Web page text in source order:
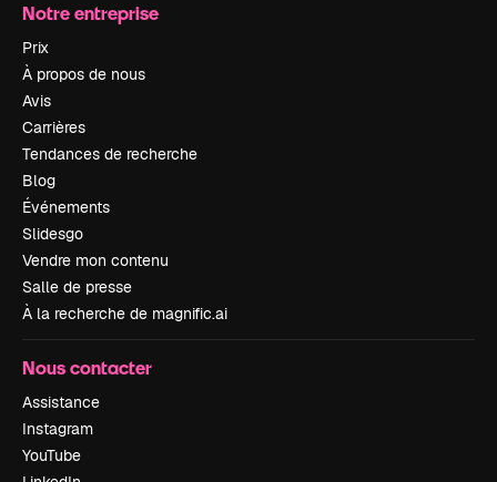
Notre entreprise
Prix
À propos de nous
Avis
Carrières
Tendances de recherche
Blog
Événements
Slidesgo
Vendre mon contenu
Salle de presse
À la recherche de magnific.ai
Nous contacter
Assistance
Instagram
YouTube